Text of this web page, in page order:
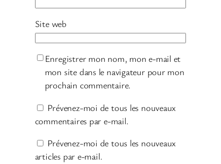
Site web
Enregistrer mon nom, mon e-mail et
mon site dans le navigateur pour mon
prochain commentaire.
Prévenez-moi de tous les nouveaux
commentaires par e-mail.
Prévenez-moi de tous les nouveaux
articles par e-mail.